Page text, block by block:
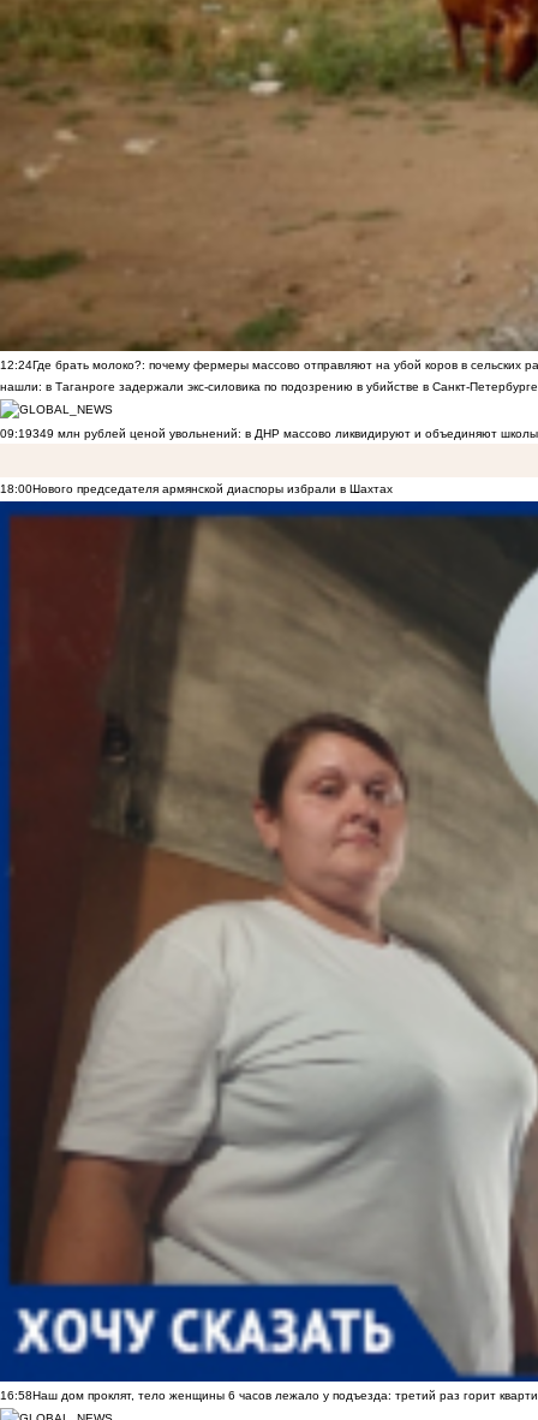
12:24Где брать молоко?: почему фермеры массово отправляют на убой коров в сельских
нашли: в Таганроге задержали экс-силовика по подозрению в убийстве в Санкт-Петербурге
09:19349 млн рублей ценой увольнений: в ДНР массово ликвидируют и объединяют
18:00Нового председателя армянской диаспоры избрали в Шахтах
16:58Наш дом проклят, тело женщины 6 часов лежало у подъезда: третий раз горит